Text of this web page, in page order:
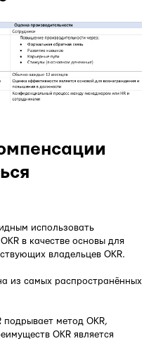
использовать
в качестве основы для
владельцев OKR.
из самых распространённых
метод OKR,
OKR является